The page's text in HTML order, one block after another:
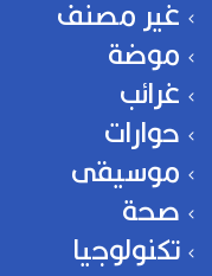
غير مصنف
موضة
غرائب
حوارات
موسيقى
صحة
تكنولوجيا